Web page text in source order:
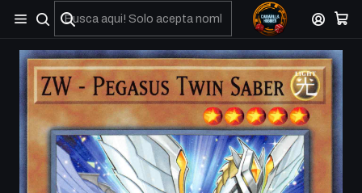
No olviden reportar sus depositos y transferencias por Whatsapp